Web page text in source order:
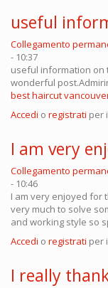
useful
Collegamento
- 10:37
useful information on
wonderful
best haircut
Accedi o registrati per
I am very
Collegamento
- 10:46
I am very enjoyed for
very much to solve
and working style so
Accedi o registrati per
I really